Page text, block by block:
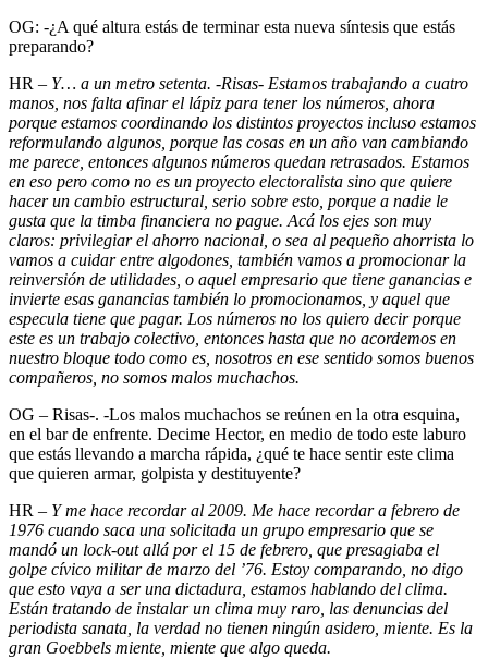
OG: -¿A qué altura estás de terminar esta nueva síntesis que estás
preparando?
HR – Y… a un metro setenta. -Risas- Estamos trabajando a cuatro
manos, nos falta afinar el lápiz para tener los números, ahora
porque estamos coordinando los distintos proyectos incluso estamos
reformulando algunos, porque las cosas en un año van cambiando
me parece, entonces algunos números quedan retrasados. Estamos
en eso pero como no es un proyecto electoralista sino que quiere
hacer un cambio estructural, serio sobre esto, porque a nadie le
gusta que la timba financiera no pague. Acá los ejes son muy
claros: privilegiar el ahorro nacional, o sea al pequeño ahorrista lo
vamos a cuidar entre algodones, también vamos a promocionar la
reinversión de utilidades, o aquel empresario que tiene ganancias e
invierte esas ganancias también lo promocionamos, y aquel que
especula tiene que pagar. Los números no los quiero decir porque
este es un trabajo colectivo, entonces hasta que no acordemos en
nuestro bloque todo como es, nosotros en ese sentido somos buenos
compañeros, no somos malos muchachos.
OG – Risas-. -Los malos muchachos se reúnen en la otra esquina,
en el bar de enfrente. Decime Hector, en medio de todo este laburo
que estás llevando a marcha rápida, ¿qué te hace sentir este clima
que quieren armar, golpista y destituyente?
HR – Y me hace recordar al 2009. Me hace recordar a febrero de
1976 cuando saca una solicitada un grupo empresario que se
mandó un lock-out allá por el 15 de febrero, que presagiaba el
golpe cívico militar de marzo del ’76. Estoy comparando, no digo
que esto vaya a ser una dictadura, estamos hablando del clima.
Están tratando de instalar un clima muy raro, las denuncias del
periodista sanata, la verdad no tienen ningún asidero, miente. Es la
gran Goebbels miente, miente que algo queda.